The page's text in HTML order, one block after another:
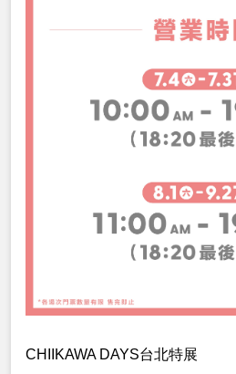
CHIIKAWA DAYS台北特展